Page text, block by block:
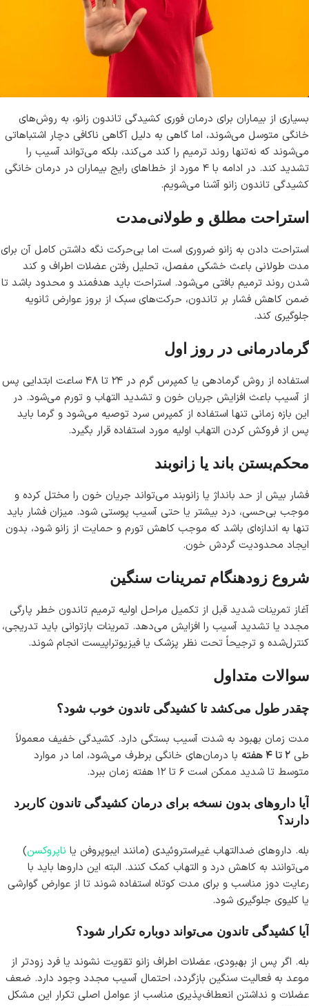
بسیاری از بیماران برای درمان فوری کشیدگی تاندون زانو، به روش‌های
خانگی متوسل می‌شوند، اما گاهی به دلیل آگاهی ناکافی دچار اشتباهاتی
می‌شوند که نه‌تنها روند ترمیم را کند می‌کند، بلکه می‌تواند آسیب را
تشدید کند. در ادامه با ۴ مورد از خطاهای رایج بیماران در درمان خانگی
کشیدگی تاندون زانو آشنا می‌شویم.
استراحت مطلق و طولانی‌مدت
استراحت دادن به زانو ضروری است اما بی‌حرکت نگه داشتن کامل آن برای
مدت طولانی باعث خشکی مفصل، تحلیل رفتن عضلات اطراف و کند
شدن روند ترمیم بافتی می‌شود. استراحت باید هدفمند و محدود باشد تا
ضمن کاهش فشار بر تاندون، حرکت‌های سبک از بروز عوارض ثانویه
جلوگیری کند.
گرمادرمانی در روز اول
استفاده از روش گرمادهی یا کمپرس گرم در ۲۴ تا ۴۸ ساعت ابتدایی پس
از آسیب باعث افزایش جریان خون و تشدید التهاب و تورم می‌شود. در
این بازه زمانی تنها استفاده از کمپرس سرد توصیه می‌شود و گرما باید
پس از فروکش کردن التهاب اولیه مورد استفاده قرار بگیرد.
محکم‌بستن باند یا زانوبند
فشار بیش از حد بانداژ یا زانوبند می‌تواند جریان خون را مختل کرده و
موجب بی‌حسی، درد بیشتر یا حتی آسیب پوستی شود. میزان فشار باید
تنها به اندازه‌ای باشد که موجب کاهش تورم و حمایت از زانو شود، بدون
ایجاد محدودیت گردش خون.
شروع زودهنگام تمرینات سنگین
آغاز تمرینات شدید قبل از تکمیل مراحل اولیه ترمیم تاندون خطر پارگی
مجدد یا تشدید آسیب را افزایش می‌دهد. تمرینات بازتوانی باید تدریجی،
کنترل‌شده و ترجیحاً تحت نظر پزشک یا فیزیوتراپیست انجام شوند.
سوالات متداول
چقدر طول می‌کشد تا کشیدگی تاندون خوب شود؟
مدت زمان بهبود به شدت آسیب بستگی دارد. کشیدگی خفیف معمولاً
طی ۲ تا ۴ هفته
با درمان‌های خانگی برطرف می‌شود، اما در موارد
متوسط تا شدید ممکن است ۶ تا ۱۲ هفته زمان ببرد.
آیا داروهای بدون نسخه برای درمان کشیدگی تاندون کاربرد
دارند؟
بله. داروهای ضدالتهاب غیراستروئیدی (مانند ایبوپروفن یا ناپروکسن)
می‌توانند به کاهش درد و التهاب کمک کنند. البته این داروها باید با
رعایت دوز مناسب و برای مدت کوتاه استفاده شوند تا از عوارض گوارشی
یا کلیوی جلوگیری شود.
آیا کشیدگی تاندون می‌تواند دوباره تکرار شود؟
بله. اگر پس از بهبودی، عضلات اطراف زانو تقویت نشوند یا فرد زودتر از
موعد به فعالیت سنگین بازگردد، احتمال آسیب مجدد وجود دارد. ضعف
عضلات و نداشتن انعطاف‌پذیری مناسب از عوامل اصلی تکرار این مشکل